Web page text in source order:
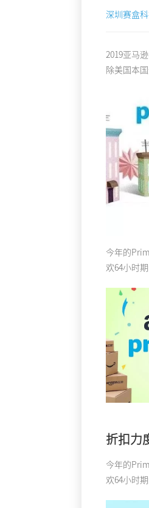
深圳赛盒
2019亚马
除美国本
今年的
欢64小时
折扣力
今年的
欢64小时